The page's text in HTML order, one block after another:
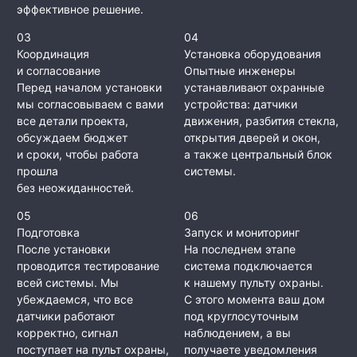
эффективное решение.
03
Координация
и согласование
Перед началом установки
мы согласовываем с вами
все детали проекта,
обсуждаем бюджет
и сроки, чтобы работа
прошла
без неожиданностей.
04
Установка оборудования
Опытные инженеры
устанавливают охранные
устройства: датчики
движения, разбития стекла,
открытия дверей и окон,
а также центральный блок
системы.
05
Подготовка
После установки
проводится тестирование
всей системы. Мы
убеждаемся, что все
датчики работают
корректно, сигнал
поступает на пульт охраны,
06
Запуск и мониторинг
На последнем этапе
система подключается
к нашему пульту охраны.
С этого момента ваш дом
под круглосуточным
наблюдением, а вы
получаете уведомления